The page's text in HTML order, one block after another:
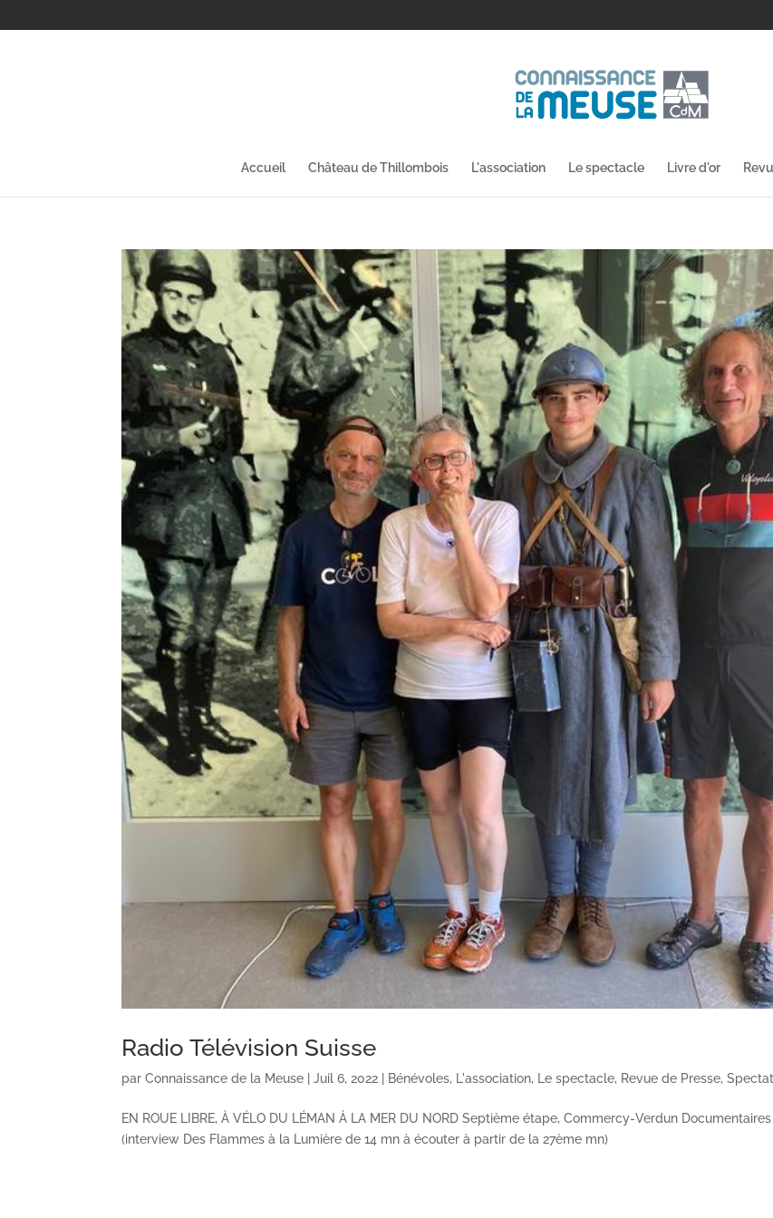
Accueil Château de Thillombois L'association Le spectacle Livre d'or
Radio Télévision Suisse
parConnaissance de la Meuse |Juil 6, 2022 Bénévoles, L'association, Le spectacle, Revue de Presse,
EN ROUE LIBRE, À VÉLO DU LÉMAN À LA MER DU NORD Septième étape, Commercy-Verdun
(interview Des Flammes à la Lumière de 14 mn à écouter à partir de la 27ème mn)